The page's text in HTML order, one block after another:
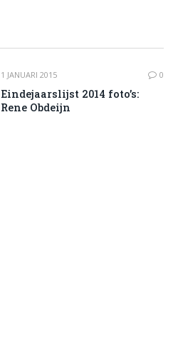
1 JANUARI 2015 0
Eindejaarslijst 2014 foto’s:
Rene Obdeijn